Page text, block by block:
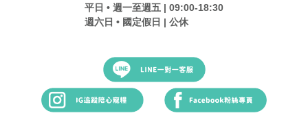
平日 • 週一至週五 | 09:00-18:30
週六日 • 國定假日 | 公休